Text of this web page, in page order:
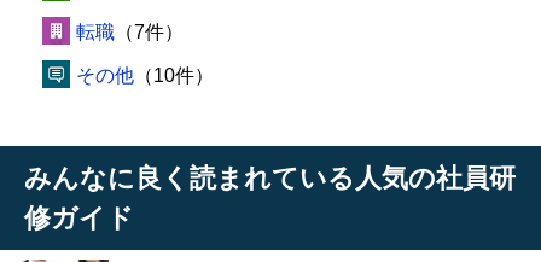
転職 （7件）
その他 （10件）
みんなに良く読まれている人気の社員研
修ガイド